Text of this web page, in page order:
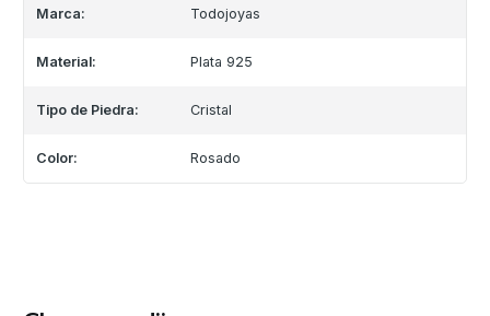
Marca: Todojoyas
Material: Plata 925
Tipo de Piedra: Cristal
Color: Rosado